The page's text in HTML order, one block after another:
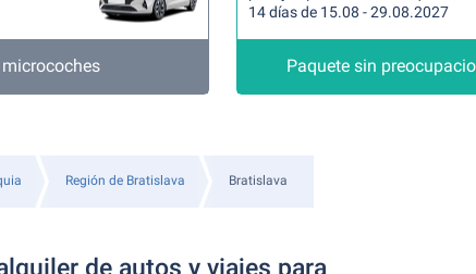
14 días de 15.08 - 29.08.2027
Paquete sin
Región de Bratislava Bratislava
de autos y viajes para